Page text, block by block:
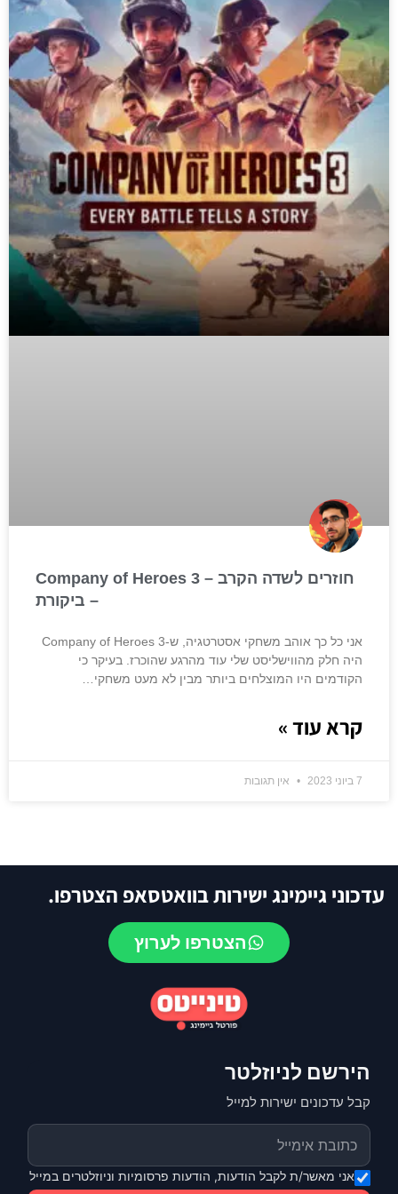
חוזרים לשדה הקרב – Company of Heroes 3
– ביקורת
אני כל כך אוהב משחקי אסטרטגיה, ש-Company of Heroes 3
היה חלק מהווישליסט שלי עוד מהרגע שהוכרז. בעיקר כי
הקודמים היו המוצלחים ביותר מבין לא מעט משחקי…
קרא עוד »
7 ביוני 2023 אין תגובות
עדכוני גיימינג ישירות בוואטסאפ הצטרפו.
הצטרפו לערוץ
הירשם לניוזלטר
קבל עדכונים ישירות למייל
אני מאשר/ת לקבל הודעות, הודעות פרסומיות וניוזלטרים במייל